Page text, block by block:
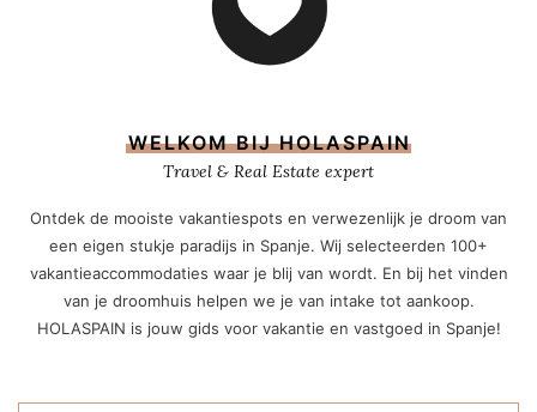
WELKOM BIJ HOLASPAIN
Travel & Real Estate expert
Ontdek de mooiste vakantiespots en verwezenlijk je droom van
een eigen stukje paradijs in Spanje. Wij selecteerden 100+
vakantieaccommodaties waar je blij van wordt. En bij het vinden
van je droomhuis helpen we je van intake tot aankoop.
HOLASPAIN is jouw gids voor vakantie en vastgoed in Spanje!